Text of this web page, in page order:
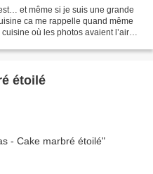
et même si je suis une grande
ca me rappelle quand même
où les photos avaient l’air
étoilé